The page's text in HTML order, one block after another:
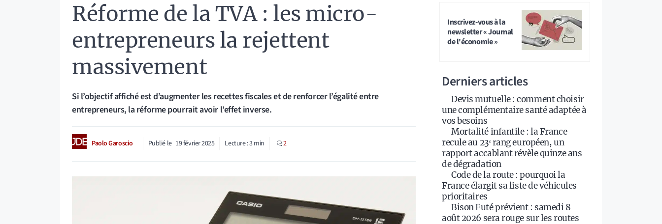
Réforme de la TVA : les micro-
entrepreneurs la rejettent
massivement
Si l’objectif affiché est d’augmenter les recettes fiscales et de renforcer l’égalité entre
entrepreneurs, la réforme pourrait avoir l’effet inverse.
Paolo Garoscio Publié le 19 février 2025 Lecture :3min 2
Inscrivez-vous à la
newsletter « Journal
de l'économie »
Derniers articles
Devis mutuelle : comment choisir
une complémentaire santé adaptée à
vos besoins
Mortalité infantile : la France
recule au 23ᵉ rang européen, un
rapport accablant révèle quinze ans
de dégradation
Code de la route : pourquoi la
France élargit sa liste de véhicules
prioritaires
Bison Futé prévient : samedi 8
août 2026 sera rouge sur les routes